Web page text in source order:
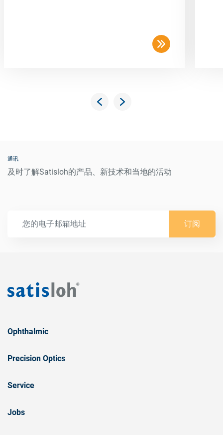
通讯
及时了解Satisloh的产品、新技术和当地的活动
订阅
Ophthalmic
Precision Optics
Service
Jobs